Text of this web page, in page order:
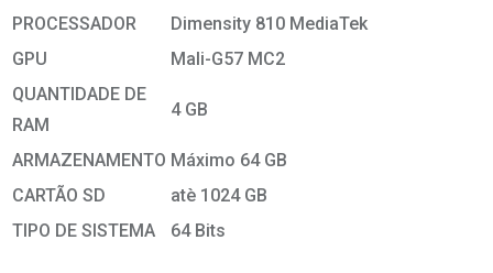
PROCESSADOR
Dimensity 810 MediaTek
GPU
Mali-G57 MC2
QUANTIDADE DE
RAM
4 GB
ARMAZENAMENTO Máximo 64 GB
CARTÃO SD
atè 1024 GB
TIPO DE SISTEMA
64 Bits